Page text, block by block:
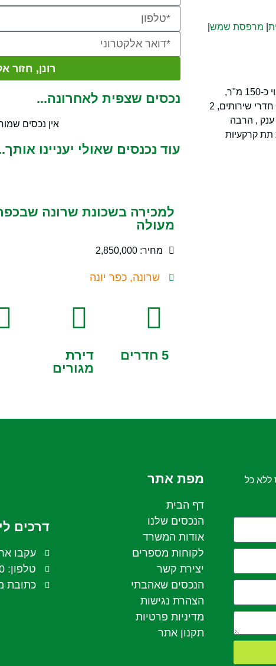
מרפסת שמש
למכירה בשכונת שרונה בכפר יונה, פנטהאוז חלומי, 5 חדרים בנוי כ-150 מ"ר,
מרפסת עיקרית ענקית כ-108 מ"ר, נוף נצחי לכיוון צפון מערב, 3 חדרי שירותים, 2
ענק , הרבה
קטנה םרטית מיחידת ההורים, 2 חניות תת קרקעיות
רונן, חזור
נכסים שצפית לאחרונה...
אין נכסים
עוד נכנסים שאולי יעניינו
מעולה
מחיר: 2,850,000
שרונה, כפר יונה
5 חדרים
דירת
מגורים
ללא כל
מפת אתר
דף הבית
הנכסים שלנו
אודות המשרד
לקוחות מספרים
יצירת קשר
הנכסים שאהבתי
הצהרת נגישות
מדיניות פרטיות
תקנון אתר
דרכים
עקבו
טלפון: 054-6536660
כתובת